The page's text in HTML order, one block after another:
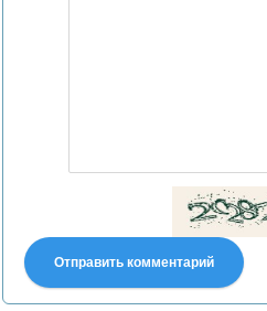
Отправить комментарий